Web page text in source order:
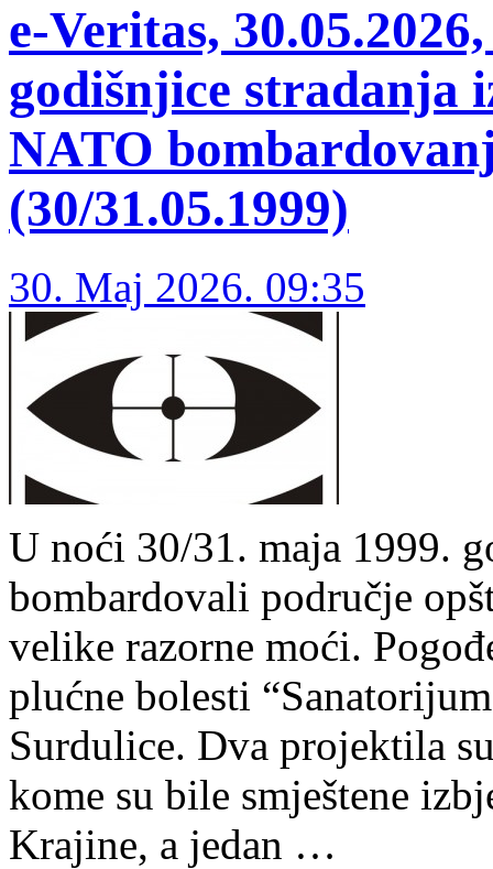
e-Veritas,
godišnjice stradanja
NATO
(30/31.05.1999)
30. Maj 2026. 09:35
U noći 30/31. maja 1999.
bombardovali područje
velike razorne moći.
plućne bolesti
Surdulice. Dva projektila
kome su bile smještene
Krajine, a jedan …